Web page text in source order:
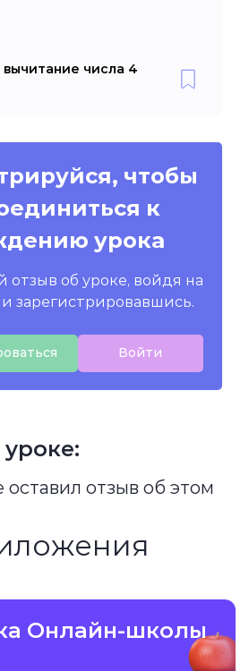
числа 4
чтобы
к
урока
отзыв об уроке, войдя на
зарегистрировавшись.
Войти
оставил отзыв об этом
Онлайн-школы